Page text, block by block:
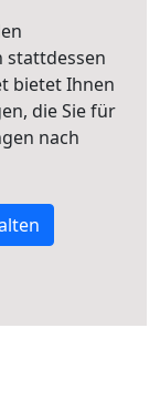
stattdessen
bietet Ihnen
die Sie für
nach